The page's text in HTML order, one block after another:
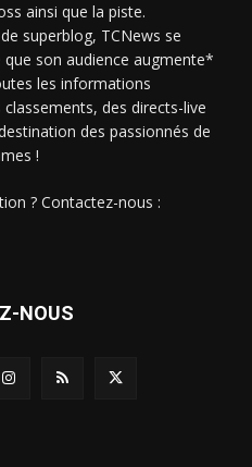
ainsi que la piste.
superblog, TCNews se
son audience augmente*
les informations
des directs-live
des passionnés de
!
? Contactez-nous :
NOUS